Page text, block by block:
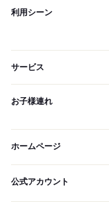
利用シーン
サービス
お子様連れ
ホームページ
公式アカウント